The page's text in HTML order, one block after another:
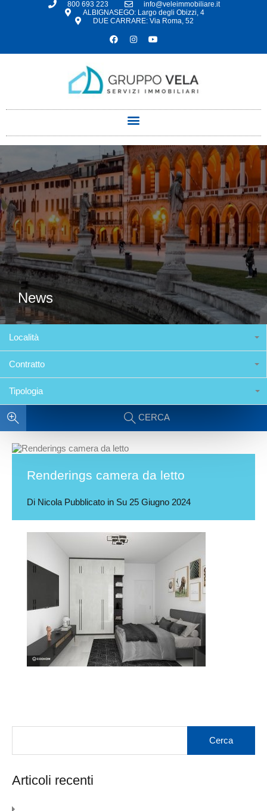
800 693 223
info@veleimmobiliare.it
ALBIGNASEGO: Largo degli Obizzi, 4
DUE CARRARE: Via Roma, 52
News
Località
Contratto
Tipologia
CERCA
Renderings camera da letto
Di Nicola Pubblicato in Su 25 Giugno 2024
Articoli recenti